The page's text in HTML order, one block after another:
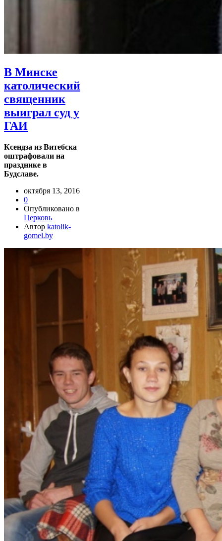
В Минске
католический
священник
выиграл суд у
ГАИ
Ксендза из Витебска
оштрафовали на
празднике в
Будславе.
октября 13, 2016
0
Опубликовано в
Церковь
Автор katolik-
gomel.by